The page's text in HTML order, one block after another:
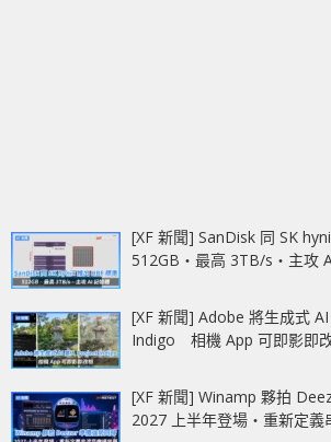
[XF 新聞] SanDisk 同 SK
512GB‧最高 3TB/s‧主攻
[XF 新聞] Adobe 將生成式
Indigo 相機 App 可即影即
[XF 新聞] Winamp 夥拍
2027 上半年登場‧重新定義